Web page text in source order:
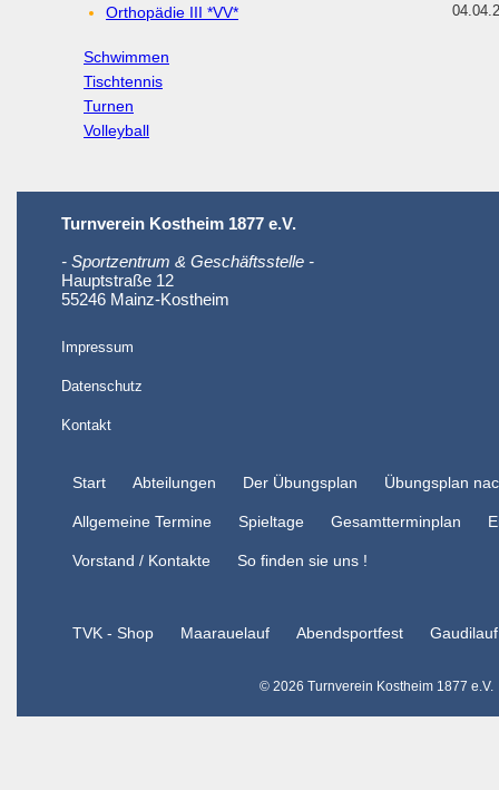
Orthopädie III *VV*
Schwimmen
Tischtennis
Turnen
Volleyball
Turnverein Kostheim 1877 e.V.
- Sportzentrum & Geschäftsstelle -
Hauptstraße 12
55246 Mainz-Kostheim
Impressum
Datenschutz
Kontakt
Start Abteilungen Der Übungsplan Übungsplan
Allgemeine Termine Spieltage Gesamtterminplan
Vorstand / Kontakte So finden sie uns !
TVK - Shop Maarauelauf Abendsportfest Gaudilauf
© 2026 Turnverein Kostheim 1877 e.V.